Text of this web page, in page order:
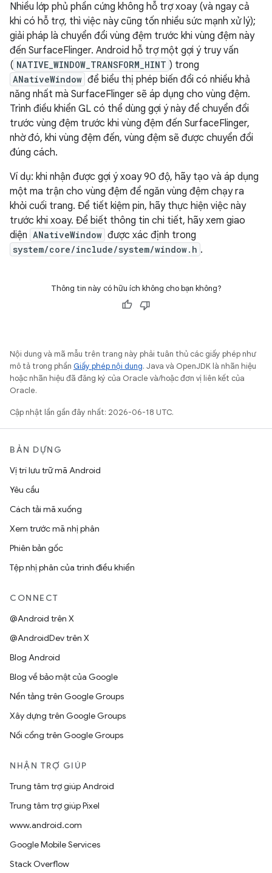
Nhiều lớp phủ phần cứng không hỗ trợ xoay (và ngay cả
khi có hỗ trợ, thì việc này cũng tốn nhiều sức mạnh xử lý);
giải pháp là chuyển đổi vùng đệm trước khi vùng đệm này
đến SurfaceFlinger. Android hỗ trợ một gợi ý truy vấn
( NATIVE_WINDOW_TRANSFORM_HINT ) trong
ANativeWindow để biểu thị phép biến đổi có nhiều khả
năng nhất mà SurfaceFlinger sẽ áp dụng cho vùng đệm.
Trình điều khiển GL có thể dùng gợi ý này để chuyển đổi
trước vùng đệm trước khi vùng đệm đến SurfaceFlinger,
nhờ đó, khi vùng đệm đến, vùng đệm sẽ được chuyển đổi
đúng cách.
Ví dụ: khi nhận được gợi ý xoay 90 độ, hãy tạo và áp dụng
một ma trận cho vùng đệm để ngăn vùng đệm chạy ra
khỏi cuối trang. Để tiết kiệm pin, hãy thực hiện việc này
trước khi xoay. Để biết thông tin chi tiết, hãy xem giao
diện ANativeWindow được xác định trong
system/core/include/system/window.h .
Thông tin này có hữu ích không cho bạn không?
Nội dung và mã mẫu trên trang này phải tuân thủ các giấy phép như
mô tả trong phần Giấy phép nội dung. Java và OpenJDK là nhãn hiệu
hoặc nhãn hiệu đã đăng ký của Oracle và/hoặc đơn vị liên kết của
Oracle.
Cập nhật lần gần đây nhất: 2026-06-18 UTC.
BẢN DỰNG
Vị trí lưu trữ mã Android
Yêu cầu
Cách tải mã xuống
Xem trước mã nhị phân
Phiên bản gốc
Tệp nhị phân của trình điều khiển
CONNECT
@Android trên X
@AndroidDev trên X
Blog Android
Blog về bảo mật của Google
Nền tảng trên Google Groups
Xây dựng trên Google Groups
Nối cổng trên Google Groups
NHẬN TRỢ GIÚP
Trung tâm trợ giúp Android
Trung tâm trợ giúp Pixel
www.android.com
Google Mobile Services
Stack Overflow